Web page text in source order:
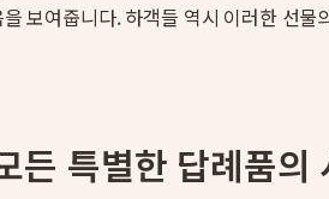
보여줍니다. 하객들 역시 이러한 선
든 특별한 답례품의